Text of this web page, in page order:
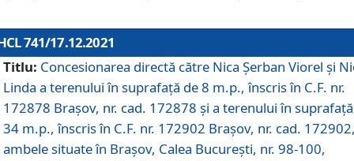
741/17.12.2021
Titlu: Concesionarea directă către Nica Șerban Viorel și
Linda a terenului în suprafață de 8 m.p., înscris în C.F. nr.
172878 Brașov, nr. cad. 172878 și a terenului în
34 m.p., înscris în C.F. nr. 172902 Brașov, nr. cad.
ambele situate în Brașov, Calea București, nr. 98-100,